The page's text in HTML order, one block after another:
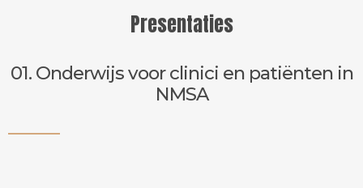
Presentaties
01. Onderwijs voor clinici en patiënten in
NMSA